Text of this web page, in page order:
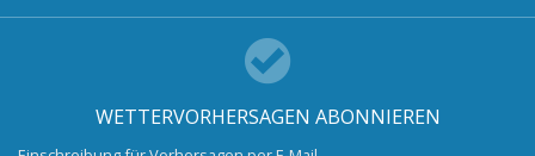
WETTERVORHERSAGEN ABONNIEREN